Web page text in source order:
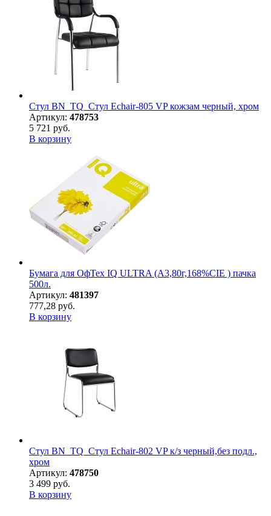
Стул BN_TQ_Стул Echair-805 VP кожзам черный, хром
Артикул: 478753
5 721 руб.
В корзину
Бумага для ОфТех IQ ULTRA (А3,80г,168%CIE ) пачка
500л.
Артикул: 481397
777,28 руб.
В корзину
Стул BN_TQ_Стул Echair-802 VP к/з черный,без подл.,
хром
Артикул: 478750
3 499 руб.
В корзину